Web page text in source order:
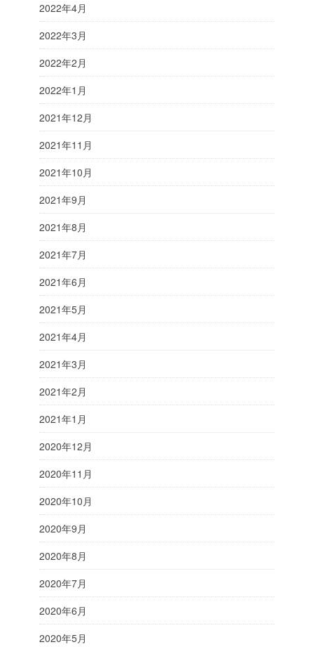
2022年4月
2022年3月
2022年2月
2022年1月
2021年12月
2021年11月
2021年10月
2021年9月
2021年8月
2021年7月
2021年6月
2021年5月
2021年4月
2021年3月
2021年2月
2021年1月
2020年12月
2020年11月
2020年10月
2020年9月
2020年8月
2020年7月
2020年6月
2020年5月